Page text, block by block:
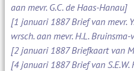
aan mevr. G.C. de Haas-Hanau]
[1 januari 1887 Brief van mevr.
wrsch. aan mevr. H.L.
[2 januari 1887 Briefkaart van
[4 januari 1887 Brief van S.E.W.